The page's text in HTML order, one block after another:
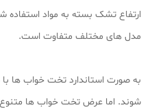
ارتفاع تشک بسته به مواد استفاده
مدل های مختلف متفاوت است.
شوند. اما عرض تخت خواب ها متنوع